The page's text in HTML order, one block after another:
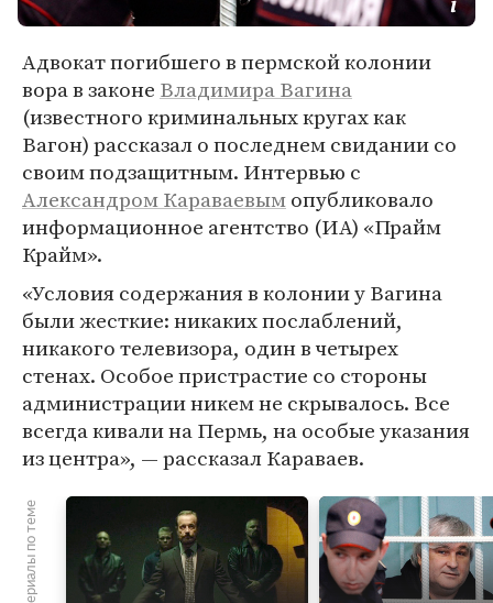
Адвокат погибшего в пермской колонии
вора в законе Владимира Вагина
(известного криминальных кругах как
Вагон) рассказал о последнем свидании со
своим подзащитным. Интервью с
Александром Караваевымопубликовало
информационное агентство (ИА) «Прайм
Крайм».
«Условия содержания в колонии у Вагина
были жесткие: никаких послаблений,
никакого телевизора, один в четырех
стенах. Особое пристрастие со стороны
администрации никем не скрывалось. Все
всегда кивали на Пермь, на особые указания
из центра», — рассказал Караваев.
Материалы по теме